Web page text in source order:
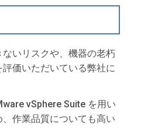
いリスクや、機器の老朽
価いただいている弊社に
vSphere Suite を用い
作業品質についても高い